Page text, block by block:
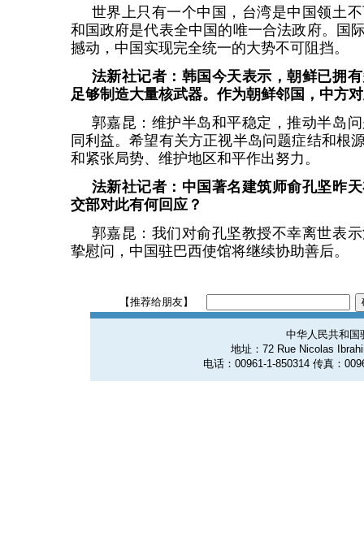
世界上只有一个中国，台湾是中国领土
和国政府是代表全中国的唯一合法政府。国
撼动，中国实现完全统一的大势不可阻挡。
法新社记者：韩国今天表示，朝鲜已拥
足够制造大量核武器。作为朝鲜邻国，中方
郭嘉昆：维护半岛和平稳定，推动半岛
同利益。希望有关方正视半岛问题症结和根
和紧张局势、维护地区和平作出努力。
法新社记者：中国著名建筑师俞孔坚昨
交部对此有何回应？
郭嘉昆：我们对俞孔坚教授不幸离世表
挚慰问，中国驻巴西使馆将继续协助善后。
【推荐给朋友】
中华人民共和国
地址：72 Rue Nicolas
电话：00961-1-850314 传真：